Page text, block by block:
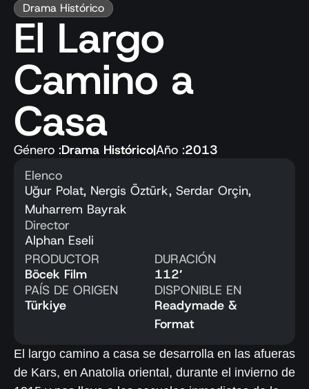
Drama Histórico
El Largo
Camino a
Casa
Género :Drama Histórico|Año :2013
Elenco
Uğur Polat, Nergis Öztürk, Serdar Orçin,
Muharrem Bayrak
Director
Alphan Eseli
PRODUCTOR
Böcek Film
PAÍS DE ORIGEN
Türkiye
DURACIÓN
112′
DISPONIBLE EN
Readymade &
Format
El largo camino a casa se desarrolla en las afueras
de Kars, en Anatolia oriental, durante el invierno de